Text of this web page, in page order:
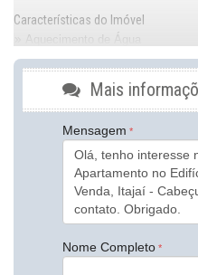
Características do Imóvel
Aquecimento de Água
Churrasqueira
Despensa
Sistema de Alarme
TV a Cabo
Infra para Ar Split
Andar Alto
Vista Livre
Acabamento em Gesso
Vista Panorâmica
Mais
Mensagem
Nome Completo